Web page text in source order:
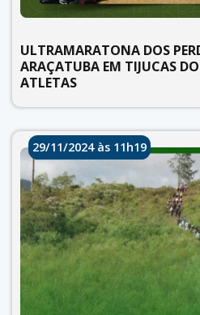
ULTRAMARATONA DOS
ARAÇATUBA EM TIJUCAS
ATLETAS
29/11/2024 às 11h19